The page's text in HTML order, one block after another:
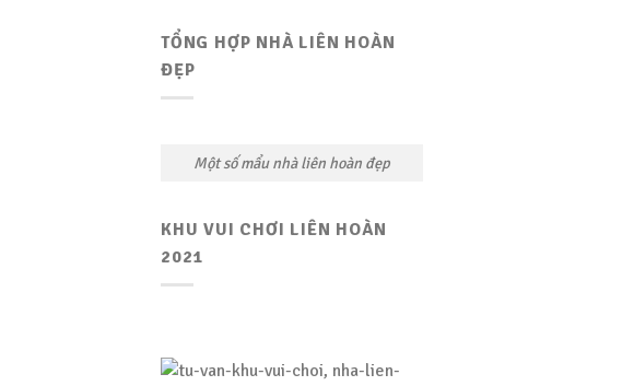
TỔNG HỢP NHÀ LIÊN HOÀN
ĐẸP
Một số mẩu nhà liên hoàn đẹp
KHU VUI CHƠI LIÊN HOÀN
2021